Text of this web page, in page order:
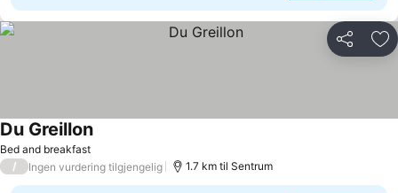
Del
Bed and breakfast
Du Greillon
/ Ingen vurdering tilgjengelig 1.7 km til Sentrum